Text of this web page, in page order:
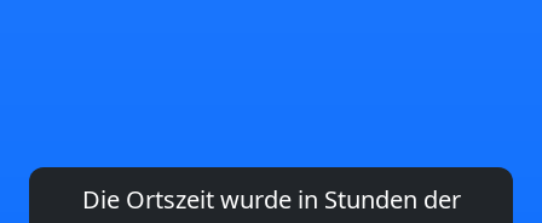
Die Ortszeit wurde in Stunden der